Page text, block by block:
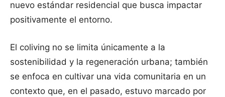
nuevo estándar residencial que busca impactar
positivamente el entorno.
El coliving no se limita únicamente a la
sostenibilidad y la regeneración urbana; también
se enfoca en cultivar una vida comunitaria en un
contexto que, en el pasado, estuvo marcado por